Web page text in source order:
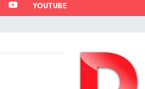
YOUTUBE